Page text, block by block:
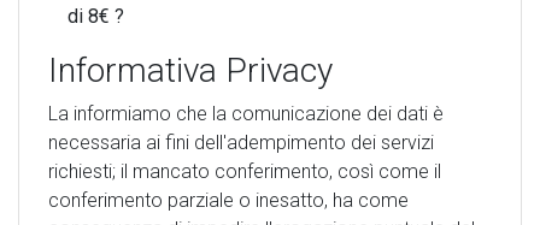
di 8€ ?
Informativa Privacy
La informiamo che la comunicazione dei dati è
necessaria ai fini dell'adempimento dei servizi
richiesti; il mancato conferimento, così come il
conferimento parziale o inesatto, ha come